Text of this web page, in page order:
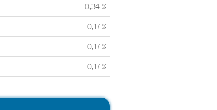
0,34 %
0,17 %
0,17 %
0,17 %